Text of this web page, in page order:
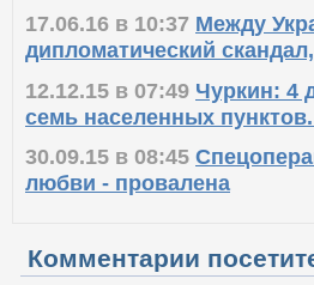
17.06.16 в 10:37 Между
дипломатический
12.12.15 в 07:49 Чуркин: 4
семь населенных
30.09.15 в 08:45
любви - провалена
Комментарии